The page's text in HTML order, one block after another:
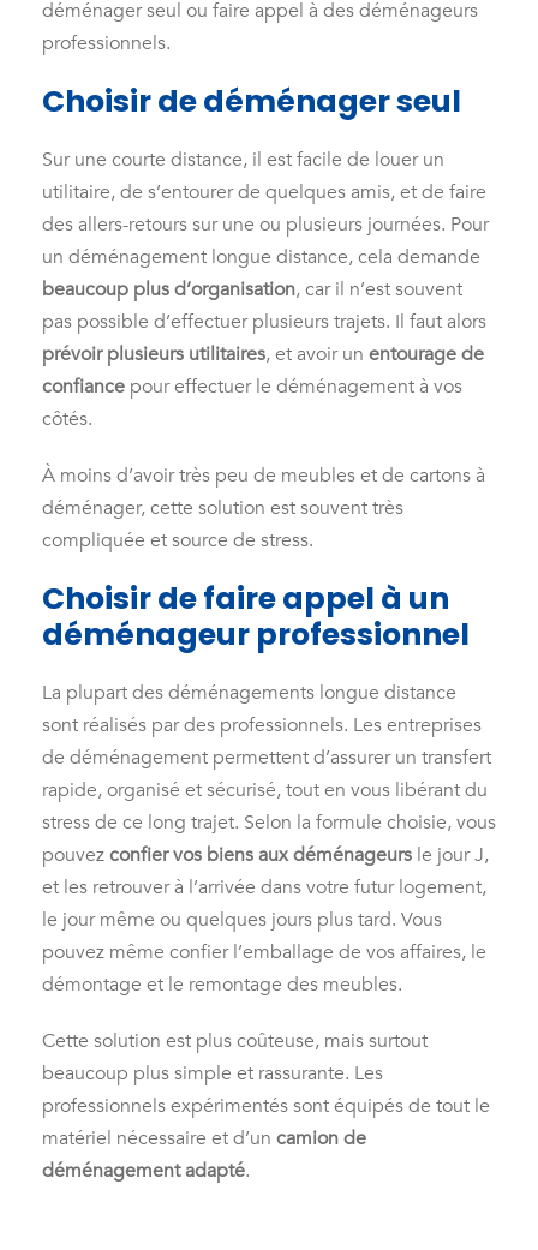
déménager seul ou faire appel à des déménageurs
professionnels.
Choisir de déménager seul
Sur une courte distance, il est facile de louer un
utilitaire, de s’entourer de quelques amis, et de faire
des allers-retours sur une ou plusieurs journées. Pour
un déménagement longue distance, cela demande
beaucoup plus d’organisation, car il n’est souvent
pas possible d’effectuer plusieurs trajets. Il faut alors
prévoir plusieurs utilitaires, et avoir un entourage de
confiance pour effectuer le déménagement à vos
côtés.
À moins d’avoir très peu de meubles et de cartons à
déménager, cette solution est souvent très
compliquée et source de stress.
Choisir de faire appel à un
déménageur professionnel
La plupart des déménagements longue distance
sont réalisés par des professionnels. Les entreprises
de déménagement permettent d’assurer un transfert
rapide, organisé et sécurisé, tout en vous libérant du
stress de ce long trajet. Selon la formule choisie, vous
pouvezconfier vos biens aux déménageurs le jour J,
et les retrouver à l’arrivée dans votre futur logement,
le jour même ou quelques jours plus tard. Vous
pouvez même confier l’emballage de vos affaires, le
démontage et le remontage des meubles.
Cette solution est plus coûteuse, mais surtout
beaucoup plus simple et rassurante. Les
professionnels expérimentés sont équipés de tout le
matériel nécessaire et d’un camion de
déménagement adapté.